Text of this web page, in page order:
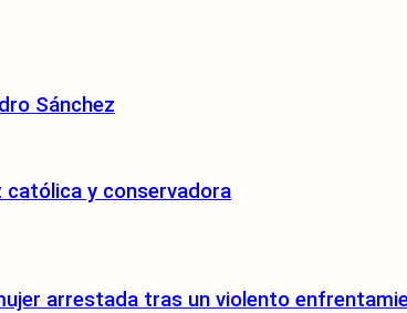
Sánchez
católica y conservadora
arrestada tras un violento